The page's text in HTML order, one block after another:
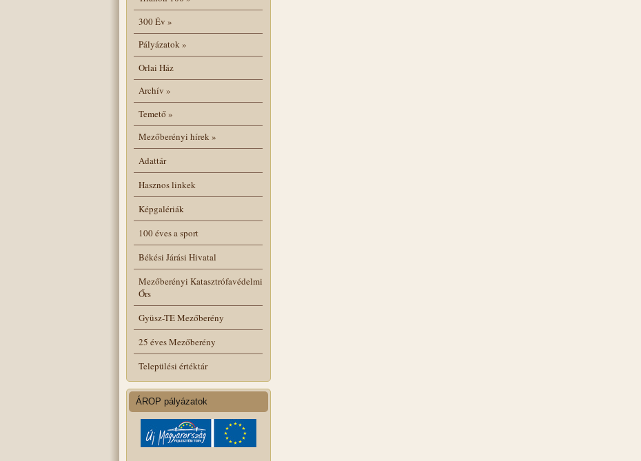
300 Év »
Pályázatok»
Orlai Ház
Archív »
Temető»
Mezőberényi hírek»
Adattár
Hasznos linkek
Képgalériák
100 éves a sport
Békési Járási Hivatal
Mezőberényi Katasztrófavédelmi
Őrs
Gyüsz-TE Mezőberény
25 éves Mezőberény
Települési értéktár
ÁROP pályázatok